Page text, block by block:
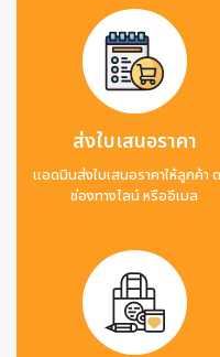
ส่งใบเสนอราคา
แอดมินส่งใบเสนอราคาให้ลูกค้า
ช่องทางไลน์ หรืออีเมล